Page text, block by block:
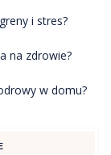
i stres?
na zdrowie?
w domu?